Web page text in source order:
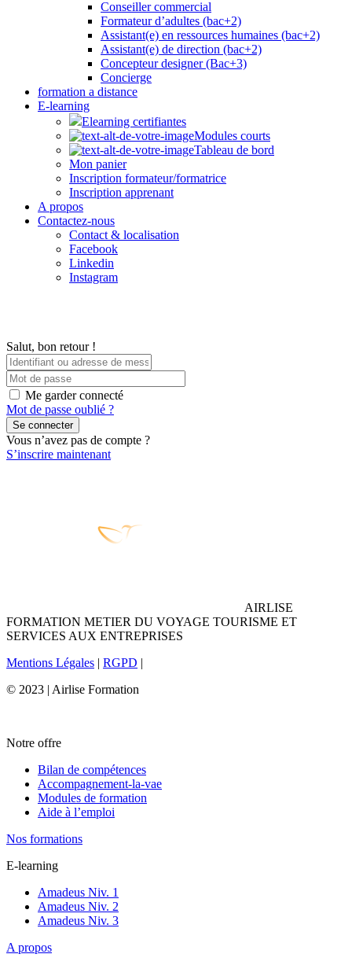
Conseiller commercial
Formateur d’adultes (bac+2)
Assistant(e) en ressources humaines (bac+2)
Assistant(e) de direction (bac+2)
Concepteur designer (Bac+3)
Concierge
formation a distance
E-learning
Elearning certifiantes
Modules courts
Tableau de bord
Mon panier
Inscription formateur/formatrice
Inscription apprenant
A propos
Contactez-nous
Contact & localisation
Facebook
Linkedin
Instagram
Salut, bon retour !
Me garder connecté
Mot de passe oublié ?
Se connecter
Vous n’avez pas de compte ?
S’inscrire maintenant
AIRLISE
FORMATION METIER DU VOYAGE TOURISME ET
SERVICES AUX ENTREPRISES
Mentions Légales | RGPD |
© 2023 | Airlise Formation
Notre offre
Bilan de compétences
Accompagnement-la-vae
Modules de formation
Aide à l’emploi
Nos formations
E-learning
Amadeus Niv. 1
Amadeus Niv. 2
Amadeus Niv. 3
A propos